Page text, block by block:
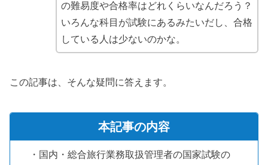
の難易度や合格率はどれくらいなんだろう？
いろんな科目が試験にあるみたいだし、合格
している人は少ないのかな。
この記事は、そんな疑問に答えます。
本記事の内容
・国内・総合旅行業務取扱管理者の国家試験の